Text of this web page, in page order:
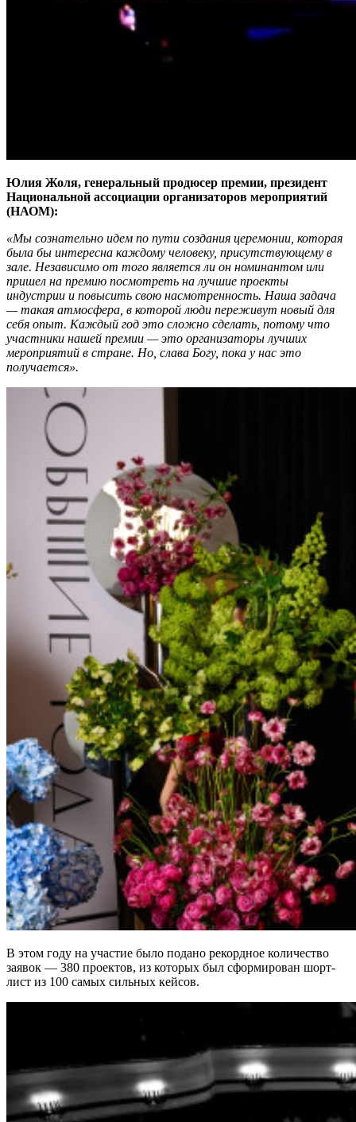
Юлия Жоля, генеральный продюсер премии, президент
Национальной ассоциации организаторов мероприятий
(НАОМ):
«Мы сознательно идем по пути создания церемонии, которая
была бы интересна каждому человеку, присутствующему в
зале. Независимо от того является ли он номинантом или
пришел на премию посмотреть на лучшие проекты
индустрии и повысить свою насмотренность. Наша задача
— такая атмосфера, в которой люди переживут новый для
себя опыт. Каждый год это сложно сделать, потому что
участники нашей премии — это организаторы лучших
мероприятий в стране. Но, слава Богу, пока у нас это
получается».
В этом году на участие было подано рекордное количество
заявок — 380 проектов, из которых был сформирован шорт-
лист из 100 самых сильных кейсов.